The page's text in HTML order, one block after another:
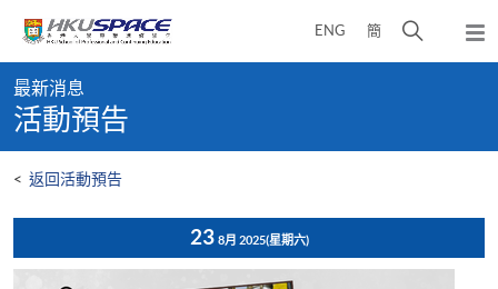
content
ENG 簡
開
彈
出
content
start
最新消息
活動預告
< 返回活動預告
23 8月 2025(星期六)